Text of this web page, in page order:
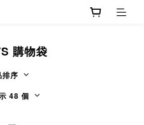
購物袋
排序
48 個